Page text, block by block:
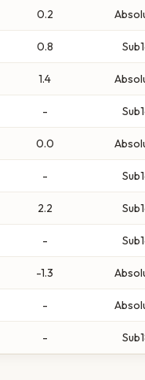
0.2
0.8
1.4
-
0.0
-
2.2
-
-1.3
-
-